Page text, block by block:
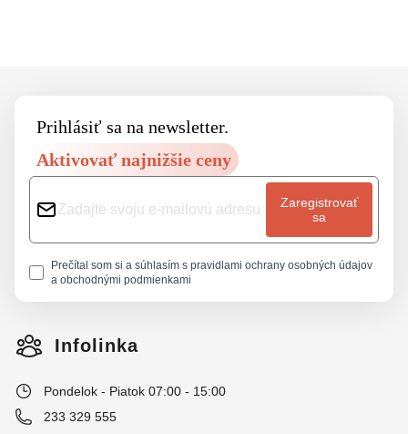
Prihlásiť sa na newsletter.
Aktivovať najnižšie ceny
Zaregistrovať
sa
Prečítal som si a súhlasím s pravidlami ochrany osobných údajov
a obchodnými podmienkami
Infolinka
Pondelok - Piatok 07:00 - 15:00
233 329 555